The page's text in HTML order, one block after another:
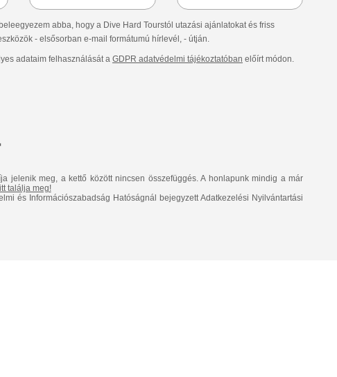
abba, hogy a Dive Hard Tourstól utazási ajánlatokat és friss
- elsősorban e-mail formátumú hírlevél, - útján.
adataim felhasználását a GDPR adatvédelmi tájékoztatóban előírt módon.
jelenik meg, a kettő között nincsen összefüggés. A honlapunk mindig a már
itt találja meg!
és Információszabadság Hatóságnál bejegyzett Adatkezelési Nyilvántartási